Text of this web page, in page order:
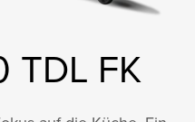
TDL FK